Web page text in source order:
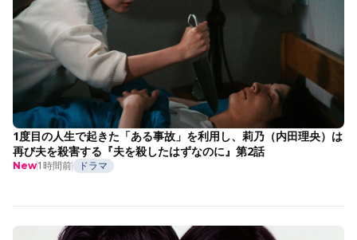
1度目の人生で起きた「ある事故」を利用し、莉乃（内田理央）は
再び夫を殺害する『夫を殺したはずなのに』第2話
New1時間前 ドラマ